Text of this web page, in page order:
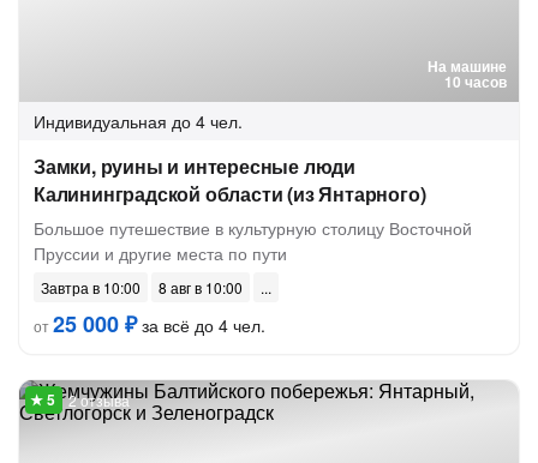
На машине
10 часов
Индивидуальная до 4 чел.
Замки, руины и интересные люди
Калининградской области (из Янтарного)
Большое путешествие в культурную столицу Восточной
Пруссии и другие места по пути
Завтра в 10:00
8 авг в 10:00
от25 000 ₽за всё до 4 чел.
2 отзыва